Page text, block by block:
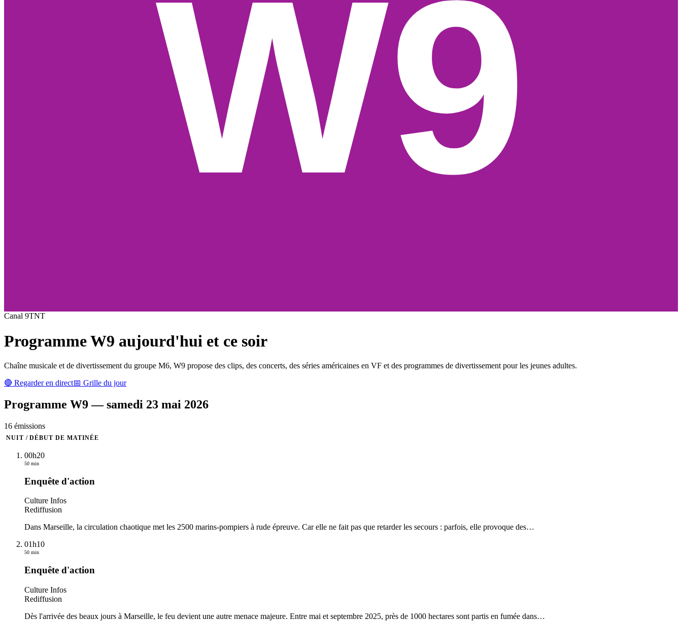
Canal 9TNT
ProgrammeW9 aujourd'hui et ce soir
Chaîne musicale et de divertissement du groupe M6, W9 propose des clips, des concerts, des séries américaines en VF et des programmes de divertissement pour les jeunes adultes.
🔴 Regarder en direct📅 Grille du jour
Programme W9—samedi 23 mai 2026
16 émissions
NUIT / DÉBUT DE MATINÉE
00h20
50 min
Enquête d'action
Culture Infos
Rediffusion
Dans Marseille, la circulation chaotique met les 2500 marins-pompiers à rude épreuve. Car elle ne fait pas que retarder les secours : parfois, elle provoque des…
01h10
50 min
Enquête d'action
Culture Infos
Rediffusion
Dès l'arrivée des beaux jours à Marseille, le feu devient une autre menace majeure. Entre mai et septembre 2025, près de 1000 hectares sont partis en fumée dans…